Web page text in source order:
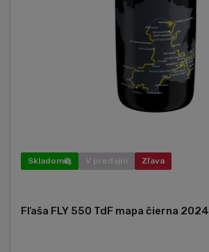
Skladom V predajni Zľava
Fľaša FLY 550 TdF mapa čierna 2024